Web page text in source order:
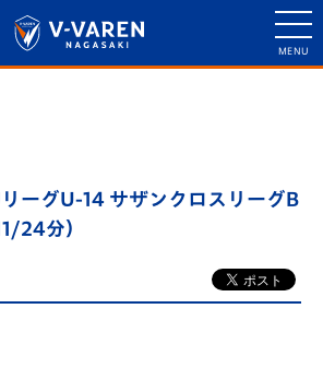
ーグU-14 サザンクロスリーグB
24分）